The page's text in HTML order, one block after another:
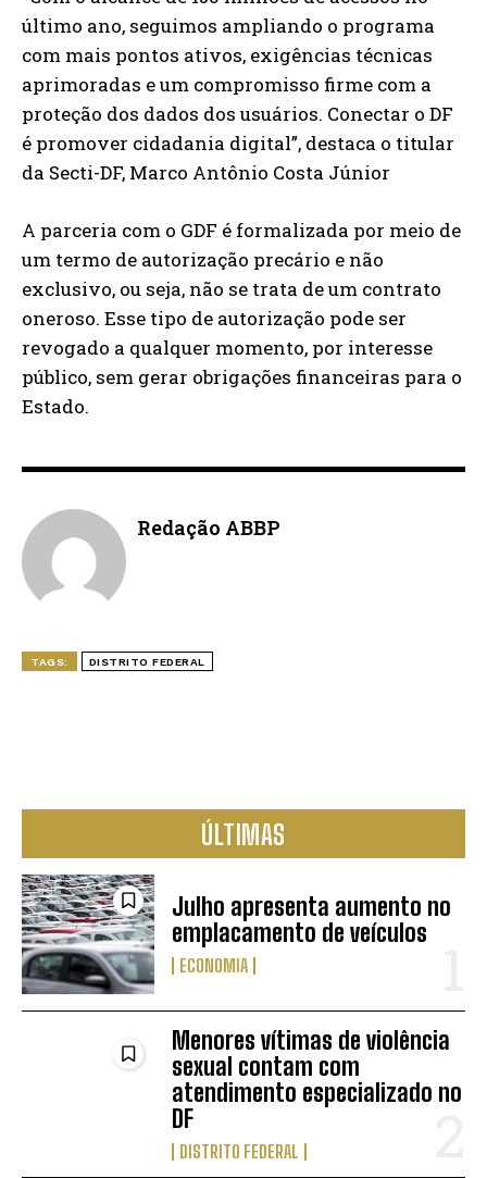
último ano, seguimos ampliando o programa
com mais pontos ativos, exigências técnicas
aprimoradas e um compromisso firme com a
proteção dos dados dos usuários. Conectar o DF
é promover cidadania digital”, destaca o titular
da Secti-DF, Marco Antônio Costa Júnior
A parceria com o GDF é formalizada por meio de
um termo de autorização precário e não
exclusivo, ou seja, não se trata de um contrato
oneroso. Esse tipo de autorização pode ser
revogado a qualquer momento, por interesse
público, sem gerar obrigações financeiras para o
Estado.
Redação ABBP
TAGS: DISTRITO FEDERAL
ÚLTIMAS
Julho apresenta aumento no
emplacamento de veículos
ECONOMIA
Menores vítimas de violência
sexual contam com
atendimento especializado no
DF
DISTRITO FEDERAL